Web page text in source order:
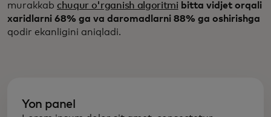
murakkab chuqur o'rganish algoritmi bitta vidjet orqali
xaridlarni 68% ga va daromadlarni 88% ga oshirishga
qodir ekanligini aniqladi.
Yon panel